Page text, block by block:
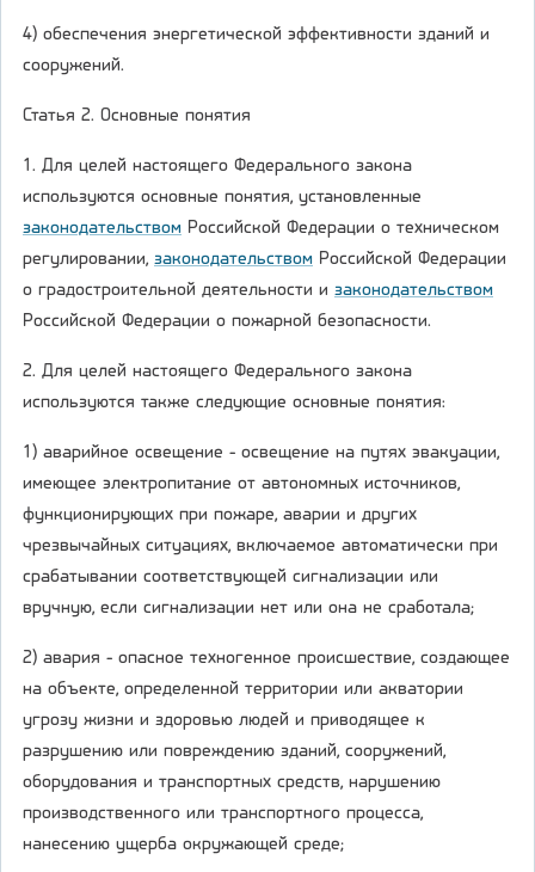
4) обеспечения энергетической эффективности зданий и
сооружений.
Статья 2. Основные понятия
1. Для целей настоящего Федерального закона
используются основные понятия, установленные
законодательством Российской Федерации о техническом
регулировании, законодательством Российской Федерации
о градостроительной деятельности и законодательством
Российской Федерации о пожарной безопасности.
2. Для целей настоящего Федерального закона
используются также следующие основные понятия:
1) аварийное освещение - освещение на путях эвакуации,
имеющее электропитание от автономных источников,
функционирующих при пожаре, аварии и других
чрезвычайных ситуациях, включаемое автоматически при
срабатывании соответствующей сигнализации или
вручную, если сигнализации нет или она не сработала;
2) авария - опасное техногенное происшествие, создающее
на объекте, определенной территории или акватории
угрозу жизни и здоровью людей и приводящее к
разрушению или повреждению зданий, сооружений,
оборудования и транспортных средств, нарушению
производственного или транспортного процесса,
нанесению ущерба окружающей среде;